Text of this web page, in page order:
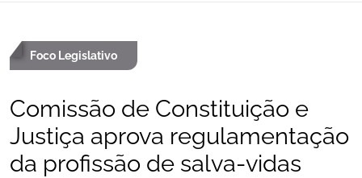
Foco Legislativo
Comissão de Constituição e
Justiça aprova regulamentação
da profissão de salva-vidas